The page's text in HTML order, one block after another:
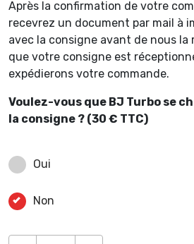
Après la confirmation de votre
recevrez un document par mail à
avec la consigne avant de nous la
que votre consigne est
expédierons votre commande.
Voulez-vous que BJ Turbo se
la consigne ? (30 € TTC)
Oui
Non